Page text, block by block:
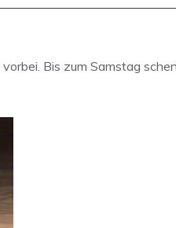
Bis zum Samstag